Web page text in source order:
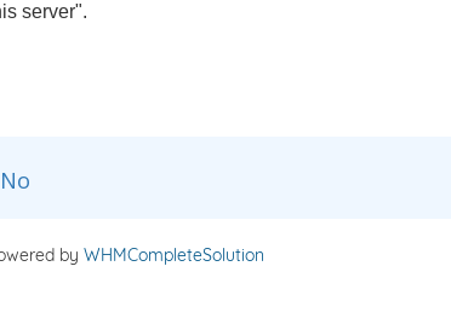
server".
No
by WHMCompleteSolution